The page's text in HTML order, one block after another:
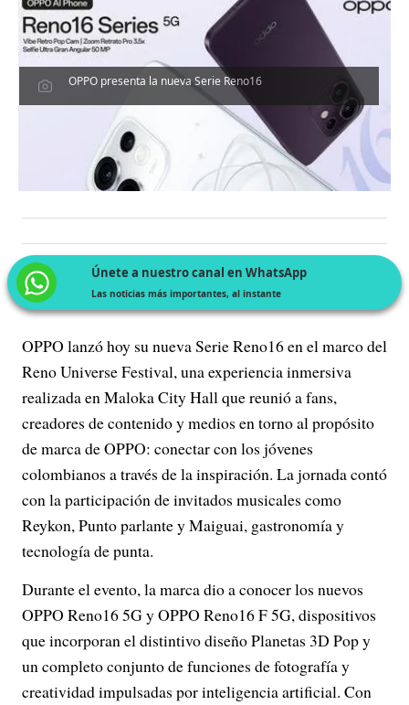
OPPO presenta la nueva Serie Reno16
Únete a nuestro canal en WhatsApp
Las noticias más importantes, al instante
OPPO lanzó hoy su nueva Serie Reno16 en el marco del
Reno Universe Festival, una experiencia inmersiva
realizada en Maloka City Hall que reunió a fans,
creadores de contenido y medios en torno al propósito
de marca de OPPO: conectar con los jóvenes
colombianos a través de la inspiración. La jornada contó
con la participación de invitados musicales como
Reykon, Punto parlante y Maiguai, gastronomía y
tecnología de punta.
Durante el evento, la marca dio a conocer los nuevos
OPPO Reno16 5G y OPPO Reno16 F 5G, dispositivos
que incorporan el distintivo diseño Planetas 3D Pop y
un completo conjunto de funciones de fotografía y
creatividad impulsadas por inteligencia artificial. Con